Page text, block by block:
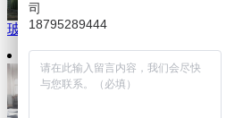
玻璃钢储罐
司
18795289444